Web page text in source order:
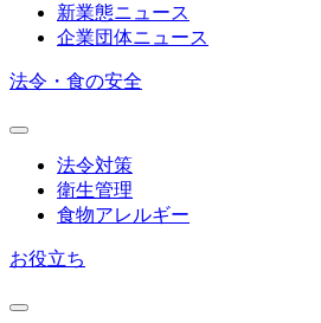
新業態ニュース
企業団体ニュース
法令・食の安全
法令対策
衛生管理
食物アレルギー
お役立ち